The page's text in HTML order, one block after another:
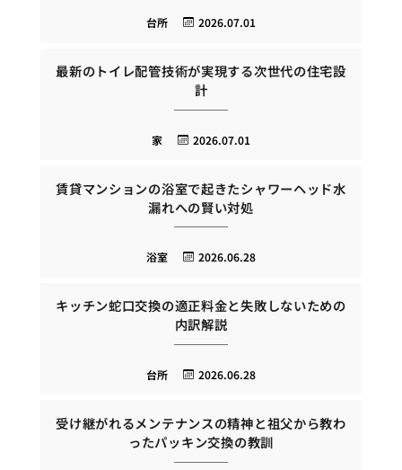
2026.07.01
台所
最新のトイレ配管技術が実現する次世代の住宅設
計
2026.07.01
家
賃貸マンションの浴室で起きたシャワーヘッド水
漏れへの賢い対処
2026.06.28
浴室
キッチン蛇口交換の適正料金と失敗しないための
内訳解説
2026.06.28
台所
受け継がれるメンテナンスの精神と祖父から教わ
ったパッキン交換の教訓